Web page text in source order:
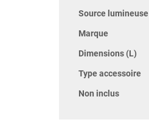
Source lumineuse
Marque
Dimensions (L)
Type accessoire
Non inclus